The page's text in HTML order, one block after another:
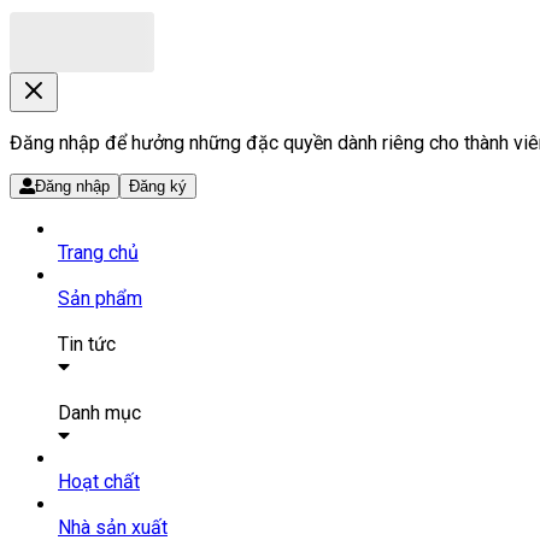
Đăng nhập để hưởng những đặc quyền dành riêng cho thành
Đăng nhập Đăng ký
Trang chủ
Sản phẩm
Tin tức
Tin tức
Danh mục
SẢN PHẨM THUỐC
Tất cả sản phẩm
Hoạt chất
Nhà sản xuất